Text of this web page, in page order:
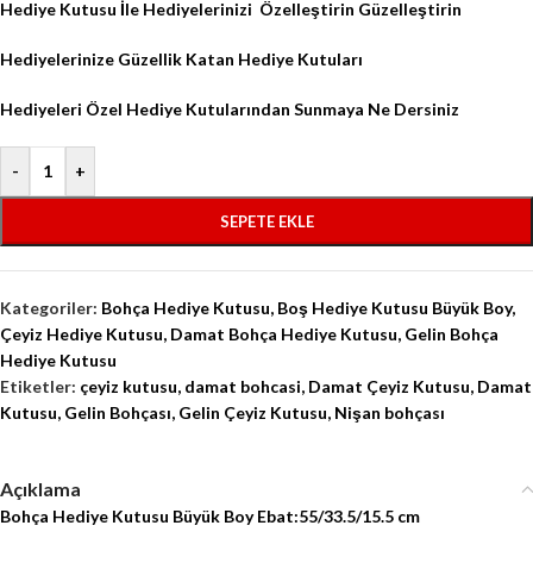
Hediye Kutusu İle Hediyelerinizi Özelleştirin Güzelleştirin
Hediyelerinize Güzellik Katan Hediye Kutuları
Hediyeleri Özel Hediye Kutularından Sunmaya Ne Dersiniz
- +
SEPETE EKLE
Kategoriler: Bohça Hediye Kutusu, Boş Hediye Kutusu Büyük Boy,
Çeyiz Hediye Kutusu, Damat Bohça Hediye Kutusu, Gelin Bohça
Hediye Kutusu
Etiketler: çeyiz kutusu, damat bohcasi, Damat Çeyiz Kutusu, Damat
Kutusu, Gelin Bohçası, Gelin Çeyiz Kutusu, Nişan bohçası
Açıklama
Bohça Hediye Kutusu Büyük Boy Ebat:55/33.5/15.5 cm